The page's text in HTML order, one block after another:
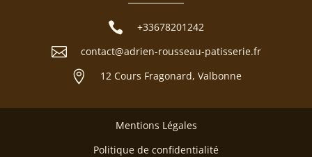
 +33678201242
 contact@adrien-rousseau-patisserie.fr
 12 Cours Fragonard, Valbonne
Mentions Légales
Politique de confidentialité